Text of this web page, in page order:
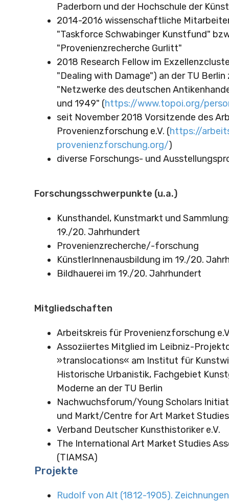
Paderborn und der Hochschule der
2014-2016 wissenschaftliche
"Taskforce Schwabinger Kunstfund"
"Provenienzrecherche Gurlitt"
2018 Research Fellow im
"Dealing with Damage") an der TU Berlin
"Netzwerke des deutschen
und 1949" (https://www.topoi.org/
seit November 2018 Vorsitzende des
Provenienzforschung e.V. (https://
provenienzforschung.org/)
diverse Forschungs- und
Forschungsschwerpunkte (u.a.)
Kunsthandel, Kunstmarkt und
19./20. Jahrhundert
Provenienzrecherche/-forschung
KünstlerInnenausbildung im 19./20.
Bildhauerei im 19./20. Jahrhundert
Mitgliedschaften
Arbeitskreis für Provenienzforschung
Assoziiertes Mitglied im Leibniz-
»translocations« am Institut für
Historische Urbanistik, Fachgebiet
Moderne an der TU Berlin
Nachwuchsforum/Young Scholars
und Markt/Centre for Art Market
Verband Deutscher Kunsthistoriker e.V.
The International Art Market Studies
(TIAMSA)
Projekte
Rudolf von Alt (1812-1905).